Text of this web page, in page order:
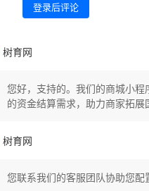
登录后评论
树育网
您好，支持的。我们的商城小
的资金结算需求，助力商家拓展
树育网
您联系我们的客服团队协助您配